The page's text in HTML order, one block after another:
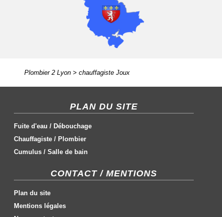
Plombier 2 Lyon> chauffagiste Joux
PLAN DU SITE
Fuite d'eau / Débouchage
Chauffagiste / Plombier
Cumulus /Salle de bain
CONTACT / MENTIONS
Plan du site
Mentions légales